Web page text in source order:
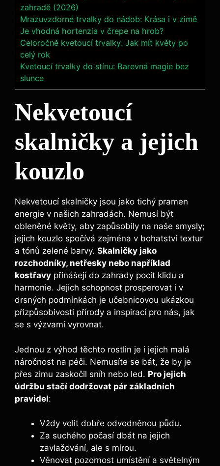
zahradě (2026)
Mrazuvzdorné trvalky do nádob: Krása i v zimě
Je vhodná hortenzia v črepe na hrob?
Celoročně kvetoucí trvalky: Jak mít květy po
celý rok
Kvetoucí trvalky do stínu: Barevná magie bez
slunce
Nekvetoucí
skalničky ‍a jejich
kouzlo
Nekvetoucí skalničky jsou jako tichý pramen
energie v našich zahradách. Nemusí být
⁣obleněné květy, ⁢aby⁤ zapůsobily na naše smysly;
jejich kouzlo spočívá ‌zejména v bohatství textur
a⁢ tónů zelené barvy. Skalničky jako
rozchodníky, netřesky nebo​ například
kostřavy přinášejí do zahrady pocit klidu a
harmonie. ⁣Jejich schopnost prosperovat i ⁣v
drsných podmínkách je učebnicovou ukázkou
přizpůsobivosti přírody⁢ a inspirací pro nás, jak
se s výzvami vyrovnat.
Jednou z výhod ⁣těchto rostlin​ je i jejich malá
náročnost na péči. Nemusíte se bát, že by je
přes zimu zaskočil sníh‌ nebo led. Pro jejich
údržbu stačí dodržovat pár základních
pravidel:
Vždy volit dobře ‌odvodněnou půdu.
Za suchého počasí dbát na jejich
zavlažování, ale s mírou.
Věnovat pozornost‍ umístění⁣ a světelným